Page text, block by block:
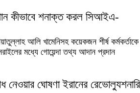
কীভাবে শনাক্ত করল সিআইএ-
আলি খামেনিসহ কয়েকজন শীর্ষ কর্মকর্তাকে
মধ্যে গোয়েন্দা তথ্য আদান প্রদান
নেওয়ার ঘোষণা ইরানের রেভোল্যুশনারি